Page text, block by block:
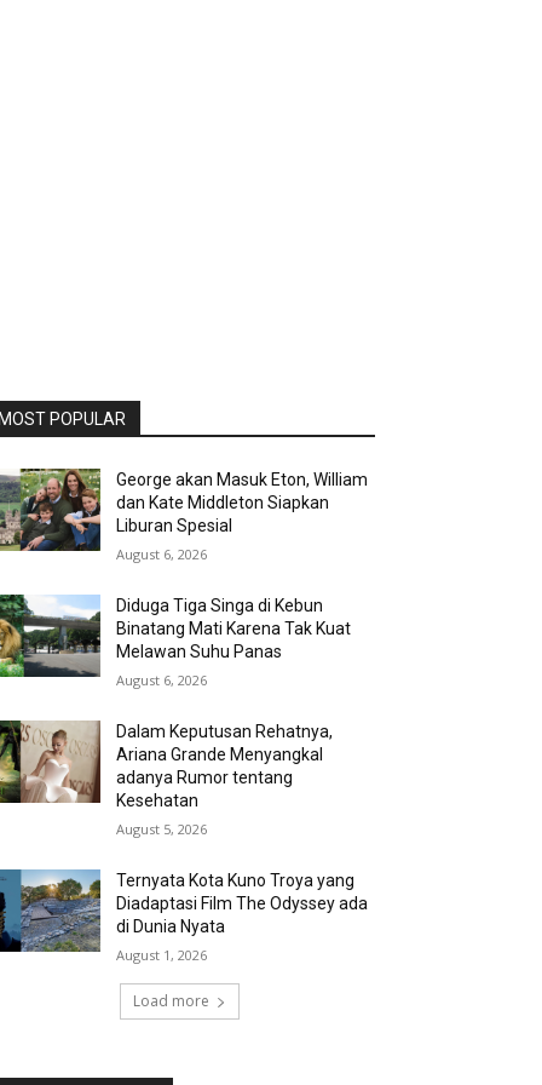
MOST POPULAR
George akan Masuk Eton, William
dan Kate Middleton Siapkan
Liburan Spesial
August 6, 2026
Diduga Tiga Singa di Kebun
Binatang Mati Karena Tak Kuat
Melawan Suhu Panas
August 6, 2026
Dalam Keputusan Rehatnya,
Ariana Grande Menyangkal
adanya Rumor tentang
Kesehatan
August 5, 2026
Ternyata Kota Kuno Troya yang
Diadaptasi Film The Odyssey ada
di Dunia Nyata
August 1, 2026
Load more